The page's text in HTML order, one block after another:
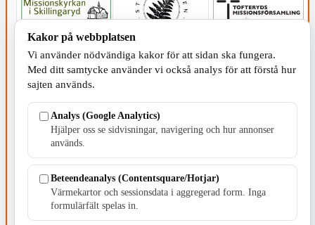
Kakor på webbplatsen
Vi använder nödvändiga kakor för att sidan ska fungera.
Med ditt samtycke använder vi också analys för att förstå hur
sajten används.
Analys (Google Analytics)
Hjälper oss se sidvisningar, navigering och hur annonser
används.
Beteendeanalys (Contentsquare/Hotjar)
Värmekartor och sessionsdata i aggregerad form. Inga
formulärfält spelas in.